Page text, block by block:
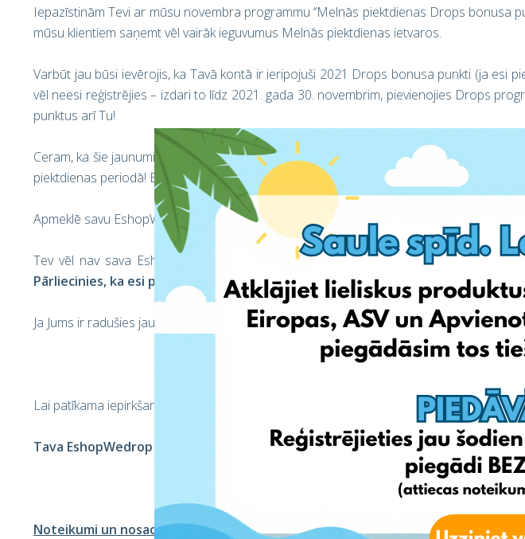
Iepazīstinām Tevi ar mūsu novembra programmu ‘’Melnās piektdienas Drops bonusa
mūsu klientiem saņemt vēl vairāk ieguvumus Melnās piektdienas ietvaros.
Varbūt jau būsi ievērojis, ka Tavā kontā ir ieripojuši 2021 Drops bonusa punkti (ja esi
vēl neesi reģistrējies – izdari to līdz 2021. gada 30. novembrim, pievienojies Drops
punktus arī Tu!
Ceram, ka šie jaunumi spēs Tevi iepriecināt, jo šie punkti sniegs atlaides piegādes
piektdienas periodā! Bonusa Drops punkti sniedz iespēju saņem preces Latvijā par vēl
Apmeklē savu EshopWedrop profilu jau šodien, un pārvērt savus Drops punktus
Tev vēl nav sava EshopWedrop profila? Reģistrējies šeit30 dienu laikā, lai saņemtu
Pārliecinies, ka esi pievienojies mūsu Drops sistēmai.
Ja Jums ir radušies jautājumi, droši sazinieties ar mums!
Lai patīkama iepirkšanās,
Tava EshopWedrop komanda
Noteikumi un nosacījumi